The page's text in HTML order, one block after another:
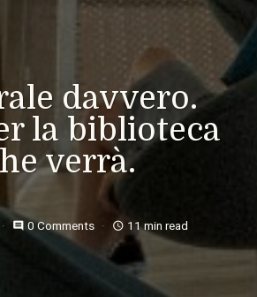
davvero.
la biblioteca
verrà.
comment 0 Comments access_time 11 min read